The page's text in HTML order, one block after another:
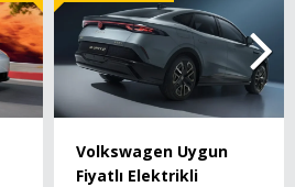
Volkswagen Uygun
Fiyatlı Elektrikli